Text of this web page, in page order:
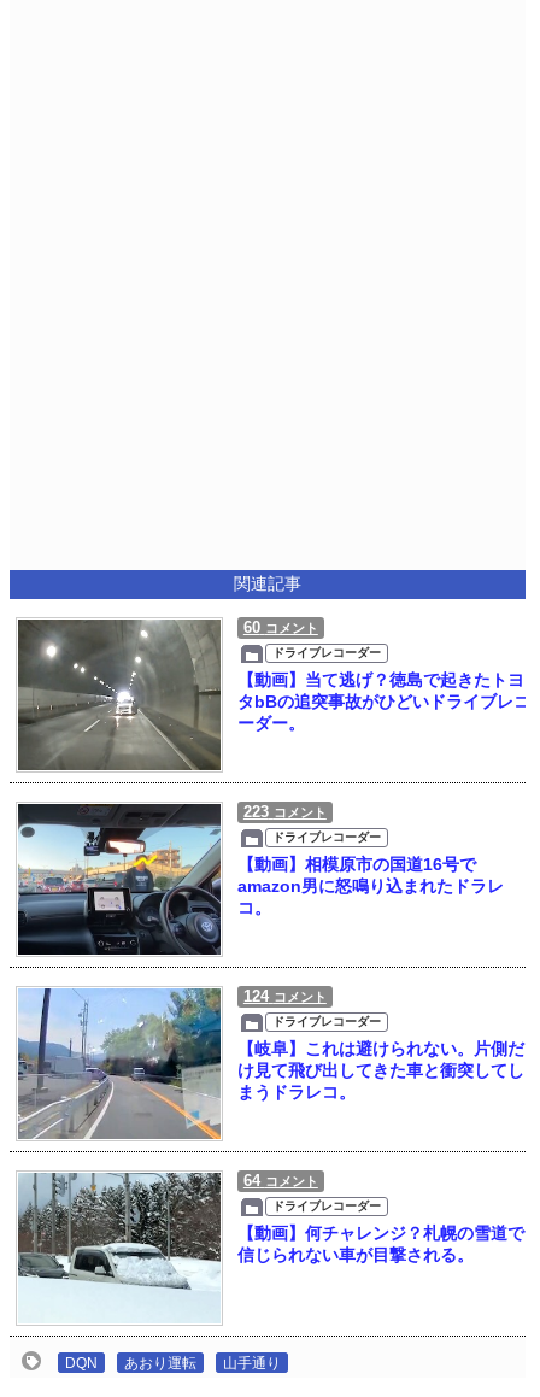
関連記事
60 コメント
ドライブレコーダー
【動画】当て逃げ？徳島で起きたトヨ
タbBの追突事故がひどいドライブレコ
ーダー。
223 コメント
ドライブレコーダー
【動画】相模原市の国道16号で
amazon男に怒鳴り込まれたドラレ
コ。
124 コメント
ドライブレコーダー
【岐阜】これは避けられない。片側だ
け見て飛び出してきた車と衝突してし
まうドラレコ。
64 コメント
ドライブレコーダー
【動画】何チャレンジ？札幌の雪道で
信じられない車が目撃される。
DQN あおり運転 山手通り